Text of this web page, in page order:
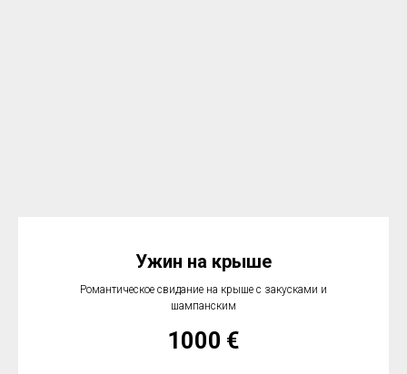
Ужин на крыше
Романтическое свидание на крыше с закусками и
шампанским
1000 €